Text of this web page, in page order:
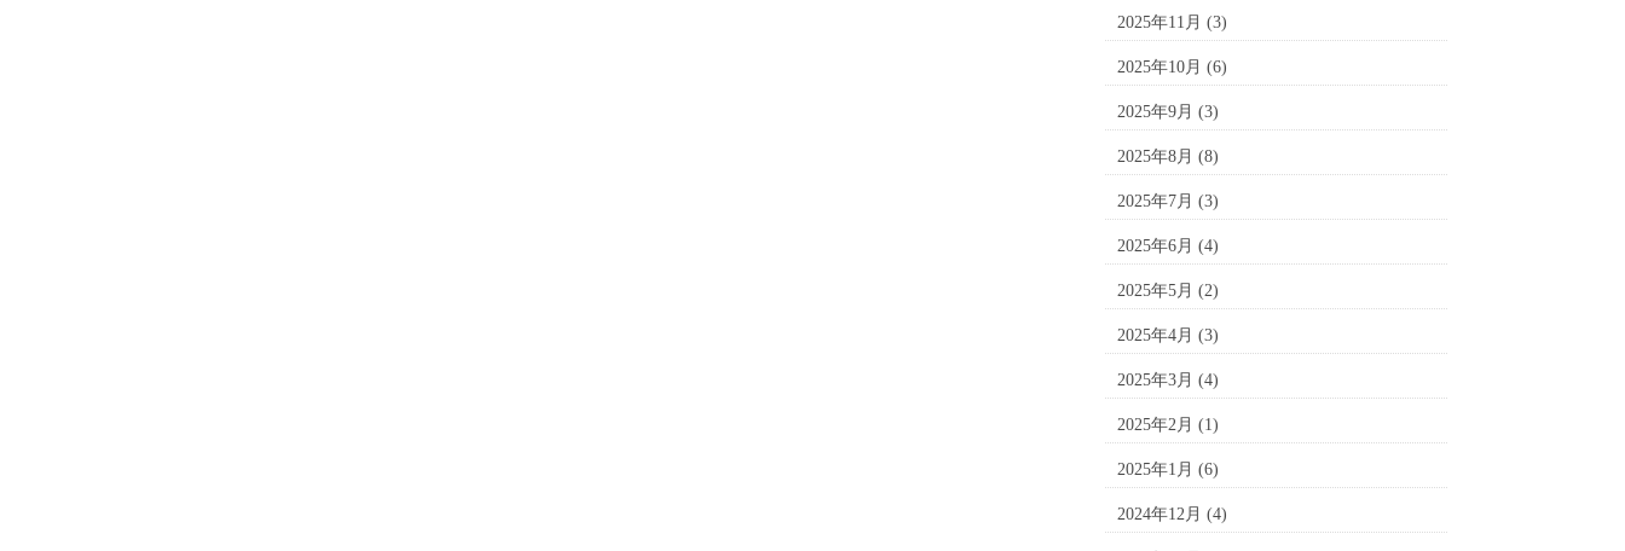
2025年11月 (3)
2025年10月 (6)
2025年9月 (3)
2025年8月 (8)
2025年7月 (3)
2025年6月 (4)
2025年5月 (2)
2025年4月 (3)
2025年3月 (4)
2025年2月 (1)
2025年1月 (6)
2024年12月 (4)